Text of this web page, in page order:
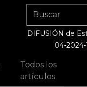
DIFUSIÓN de
04-
Todos los
artículos